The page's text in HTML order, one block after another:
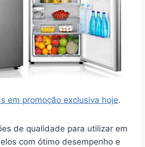
em promoção exclusiva hoje.
de qualidade para utilizar em
com ótimo desempenho e